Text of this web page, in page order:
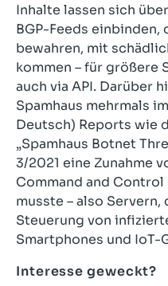
Inhalte lassen sich
BGP-Feeds einbinden,
bewahren, mit
kommen – für größere
auch via API. Darüber
Spamhaus mehrmals
Deutsch) Reports wie
„Spamhaus Botnet
3/2021 eine Zunahme
Command and
musste – also
Steuerung von
Smartphones und IoT-
Interesse geweckt?